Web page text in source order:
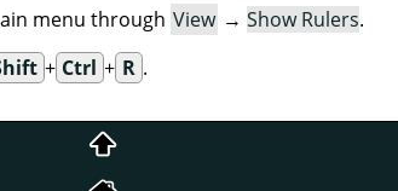
menu through View → Show Rulers.
+ Ctrl + R .